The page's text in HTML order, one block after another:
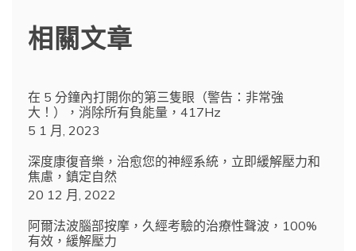
相關文章
在 5 分鐘內打開你的第三隻眼（警告：非常強
大！），消除所有負能量，417Hz
5 1 月, 2023
深度康復音樂，治愈您的神經系統，立即緩解壓力和
焦慮，鎮定自然
20 12 月, 2022
阿爾法波腦部按摩，久經考驗的治療性聲波，100%
有效，緩解壓力